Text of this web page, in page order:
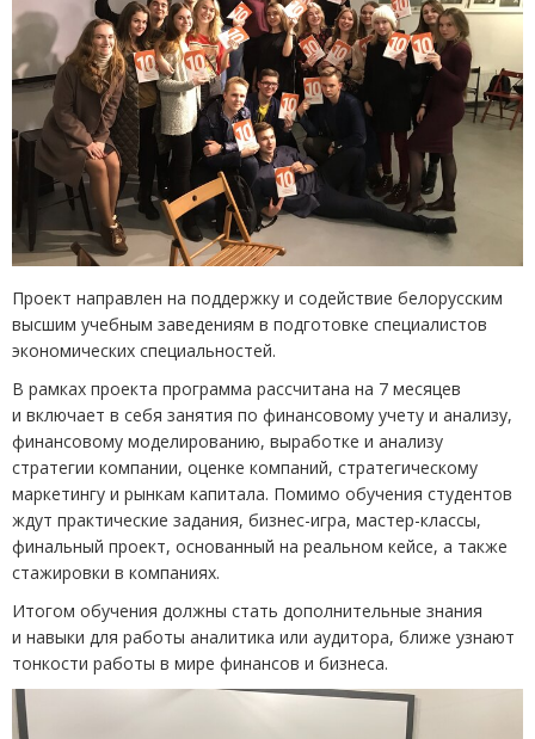
Проект направлен на поддержку и содействие белорусским
высшим учебным заведениям в подготовке специалистов
экономических специальностей.
В рамках проекта программа рассчитана на 7 месяцев
и включает в себя занятия по финансовому учету и анализу,
финансовому моделированию, выработке и анализу
стратегии компании, оценке компаний, стратегическому
маркетингу и рынкам капитала. Помимо обучения студентов
ждут практические задания, бизнес-игра, мастер-классы,
финальный проект, основанный на реальном кейсе, а также
стажировки в компаниях.
Итогом обучения должны стать дополнительные знания
и навыки для работы аналитика или аудитора, ближе узнают
тонкости работы в мире финансов и бизнеса.